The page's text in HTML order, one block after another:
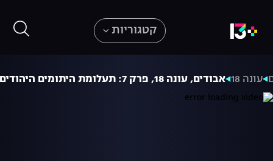
קטגוריות
עונה 18 אבודים, עונה 18, פרק 7: תעלומת היתומים היהודים